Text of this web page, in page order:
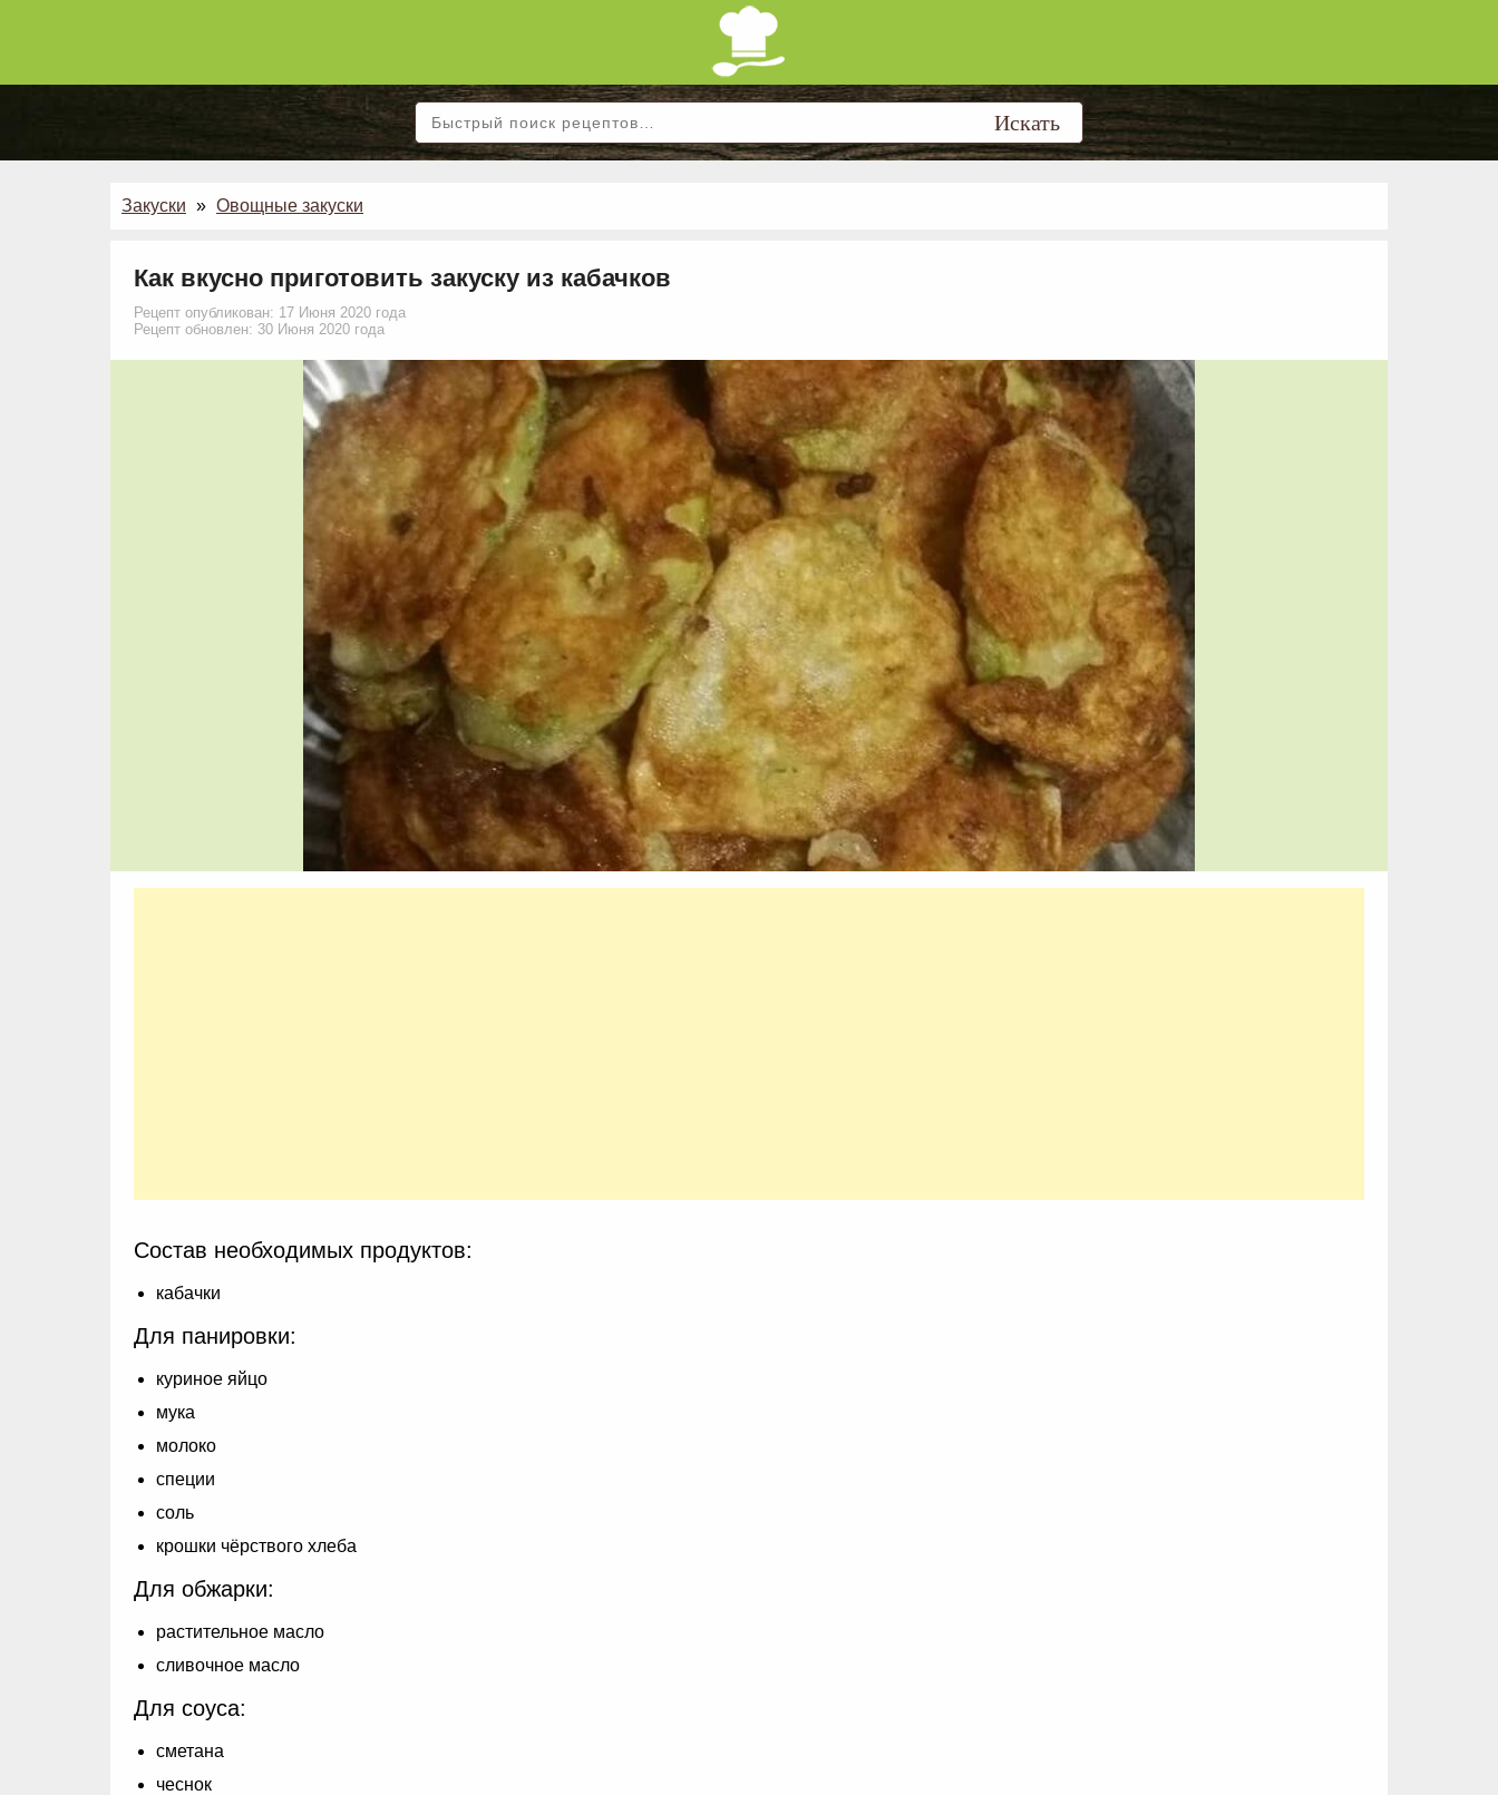
Закуски » Овощные закуски
Как вкусно приготовить закуску из кабачков
Рецепт опубликован: 17 Июня 2020 года
Рецепт обновлен: 30 Июня 2020 года
Состав необходимых продуктов:
кабачки
Для панировки:
куриное яйцо
мука
молоко
специи
соль
крошки чёрствого хлеба
Для обжарки:
растительное масло
сливочное масло
Для соуса:
сметана
чеснок